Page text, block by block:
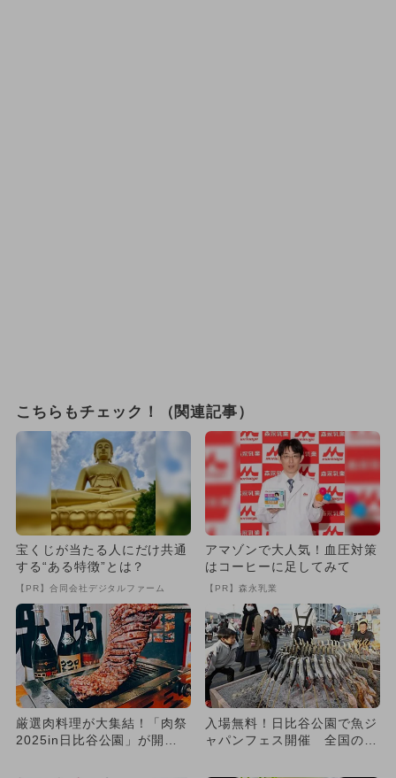
こちらもチェック！（関連記事）
宝くじが当たる人にだけ共通
する“ある特徴”とは？
【PR】合同会社デジタルファーム
アマゾンで大人気！血圧対策
はコーヒーに足してみて
【PR】森永乳業
厳選肉料理が大集結！「肉祭
2025in日比谷公園」が開
入場無料！日比谷公園で魚ジ
ャパンフェス開催 全国の魚